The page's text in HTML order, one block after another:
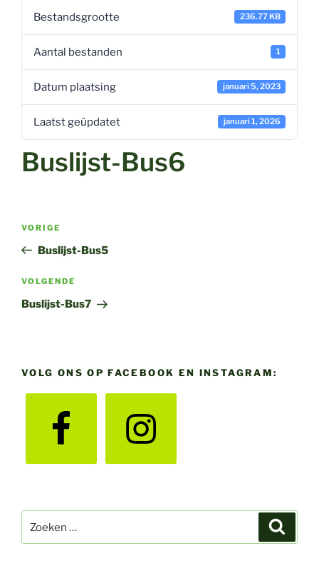
Bestandsgrootte 236.77 KB
Aantal bestanden 1
Datum plaatsing januari 5, 2023
Laatst geüpdatet januari 1, 2026
Buslijst-Bus6
Vorig
bericht
VORIGE
Buslijst-Bus5
Volgend
bericht
VOLGENDE
Buslijst-Bus7
VOLG ONS OP FACEBOOK EN INSTAGRAM:
naar: